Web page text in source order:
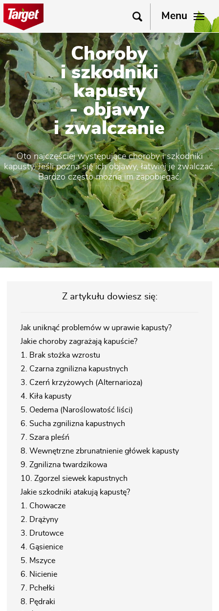
Menu
Choroby
i szkodniki
kapusty
- objawy
i zwalczanie
Oto najczęściej występujące choroby i szkodniki
kapusty. Jeśli pozna się ich objawy, łatwiej je zwalczać.
Bardzo często można im zapobiegać.
Z artykułu dowiesz się:
Jak uniknąć problemów w uprawie kapusty?
Jakie choroby zagrażają kapuście?
1. Brak stożka wzrostu
2. Czarna zgnilizna kapustnych
3. Czerń krzyżowych (Alternarioza)
4. Kiła kapusty
5. Oedema (Naroślowatość liści)
6. Sucha zgnilizna kapustnych
7. Szara pleśń
8. Wewnętrzne zbrunatnienie główek kapusty
9. Zgnilizna twardzikowa
10. Zgorzel siewek kapustnych
Jakie szkodniki atakują kapustę?
1. Chowacze
2. Drążyny
3. Drutowce
4. Gąsienice
5. Mszyce
6. Nicienie
7. Pchełki
8. Pędraki